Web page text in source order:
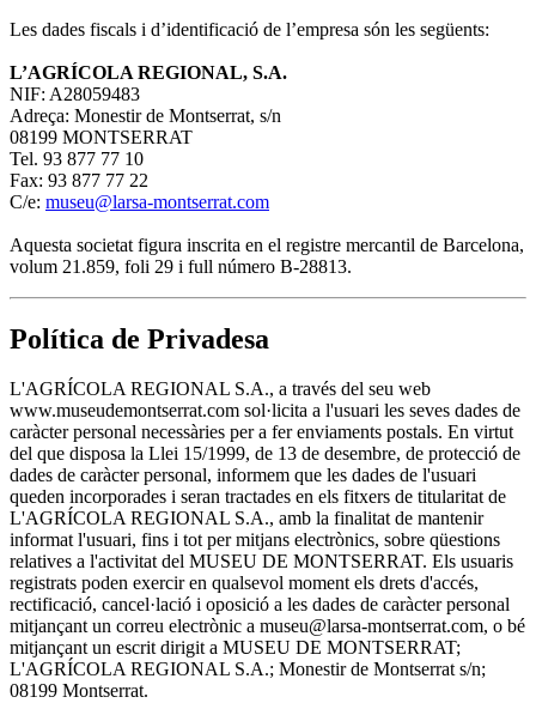
Les dades fiscals i d’identificació de l’empresa són les següents:
L’AGRÍCOLA REGIONAL, S.A.
NIF: A28059483
Adreça: Monestir de Montserrat, s/n
08199 MONTSERRAT
Tel. 93 877 77 10
Fax: 93 877 77 22
C/e: museu@larsa-montserrat.com
Aquesta societat figura inscrita en el registre mercantil de Barcelona,
volum 21.859, foli 29 i full número B-28813.
Política de Privadesa
L'AGRÍCOLA REGIONAL S.A., a través del seu web
www.museudemontserrat.com sol·licita a l'usuari les seves dades de
caràcter personal necessàries per a fer enviaments postals. En virtut
del que disposa la Llei 15/1999, de 13 de desembre, de protecció de
dades de caràcter personal, informem que les dades de l'usuari
queden incorporades i seran tractades en els fitxers de titularitat de
L'AGRÍCOLA REGIONAL S.A., amb la finalitat de mantenir
informat l'usuari, fins i tot per mitjans electrònics, sobre qüestions
relatives a l'activitat del MUSEU DE MONTSERRAT. Els usuaris
registrats poden exercir en qualsevol moment els drets d'accés,
rectificació, cancel·lació i oposició a les dades de caràcter personal
mitjançant un correu electrònic a museu@larsa-montserrat.com, o bé
mitjançant un escrit dirigit a MUSEU DE MONTSERRAT;
L'AGRÍCOLA REGIONAL S.A.; Monestir de Montserrat s/n;
08199 Montserrat.